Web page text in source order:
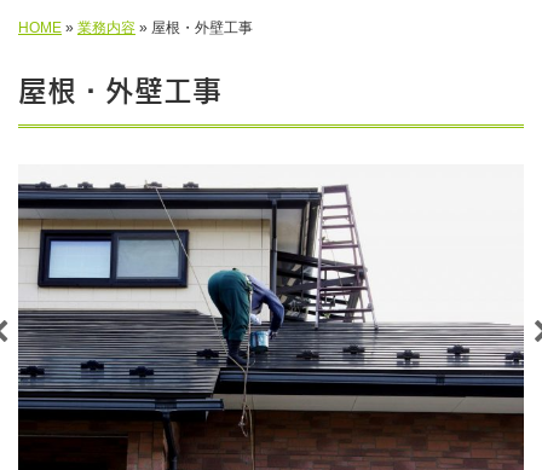
HOME » 業務内容 » 屋根・外壁工事
屋根・外壁工事